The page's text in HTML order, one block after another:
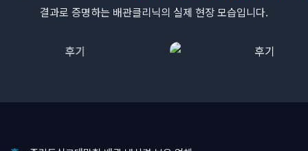
결과로 증명하는 배관클리닉의 실제 현장 모습입니다.